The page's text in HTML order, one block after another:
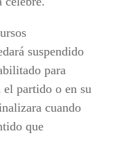
suspendido
para
el partido o en su
cuando
que